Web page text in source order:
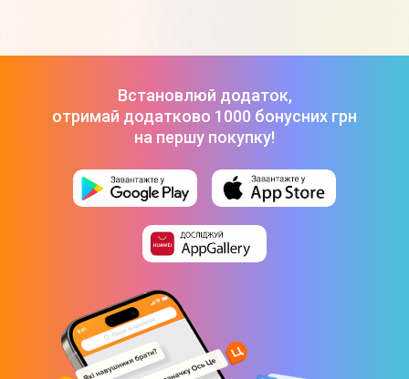
Встановлюй додаток,
отримай додатково 1000 бонусних грн
на першу покупку!